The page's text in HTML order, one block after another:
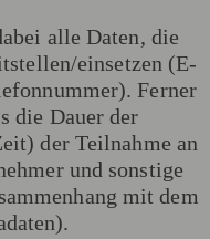
alle Daten, die
einsetzen (E-
Ferner
die Dauer der
der Teilnahme an
und sonstige
mit dem